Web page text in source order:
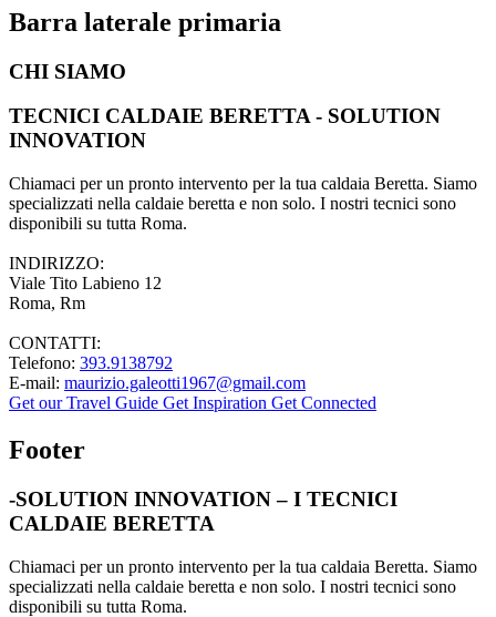
Barra laterale primaria
CHI SIAMO
TECNICI CALDAIE BERETTA - SOLUTION
INNOVATION
Chiamaci per un pronto intervento per la tua caldaia Beretta. Siamo
specializzati nella caldaie beretta e non solo. I nostri tecnici sono
disponibili su tutta Roma.
INDIRIZZO:
Viale Tito Labieno 12
Roma, Rm
CONTATTI:
Telefono: 393.9138792
E-mail: maurizio.galeotti1967@gmail.com
Get our Travel Guide Get Inspiration Get Connected
Footer
-SOLUTION INNOVATION – I TECNICI
CALDAIE BERETTA
Chiamaci per un pronto intervento per la tua caldaia Beretta. Siamo
specializzati nella caldaie beretta e non solo. I nostri tecnici sono
disponibili su tutta Roma.